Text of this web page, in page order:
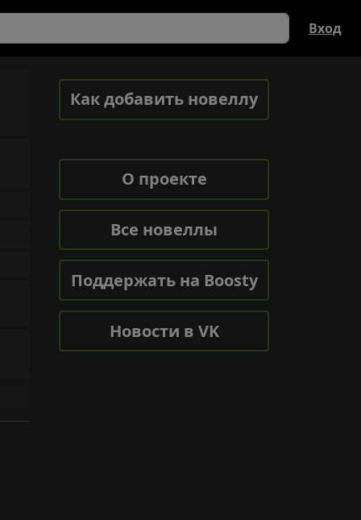
Вход
Как добавить новеллу
О проекте
Все новеллы
Поддержать на Boosty
Новости в VK